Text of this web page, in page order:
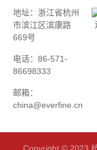
地址：浙江省杭州
市滨江区滨康路
669号
电话：86-571-
86698333
邮箱：
china@everfine.cn